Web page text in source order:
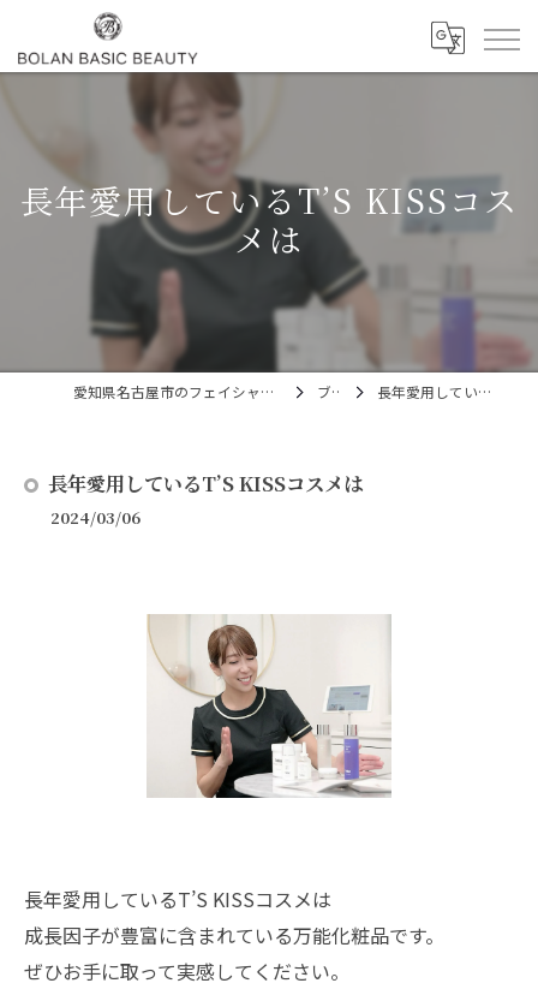
長年愛用しているT’S KISSコス
メは
愛知県名古屋市のフェイシャルならBOLAN BASIC BEAUTY ブログ 長年愛用しているT’S KISSコスメは
長年愛用しているT’S KISSコスメは
2024/03/06
長年愛用しているT’S KISSコスメは
成長因子が豊富に含まれている万能化粧品です。
ぜひお手に取って実感してください。